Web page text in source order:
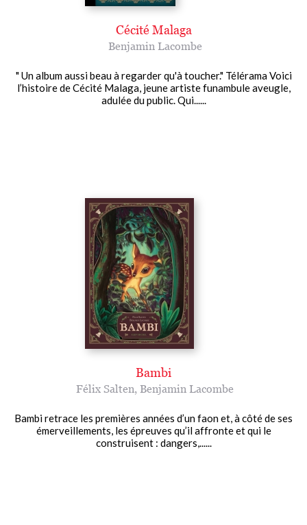
Cécité Malaga
Benjamin Lacombe
" Un album aussi beau à regarder qu'à toucher." Télérama Voici
l’histoire de Cécité Malaga, jeune artiste funambule aveugle,
adulée du public. Qui......
Bambi
Félix Salten, Benjamin Lacombe
Bambi retrace les premières années d’un faon et, à côté de ses
émerveillements, les épreuves qu’il affronte et qui le
construisent : dangers,......